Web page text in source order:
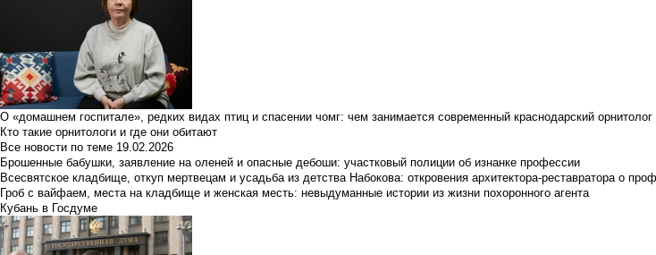
О «домашнем госпитале», редких видах птиц и спасении чомг: чем занимается современный краснодарский орнитолог
Кто такие орнитологи и где они обитают
Все новости по теме 19.02.2026
Брошенные бабушки, заявление на оленей и опасные дебоши: участковый полиции об изнанке профессии
Всесвятское кладбище, откуп мертвецам и усадьба из детства Набокова: откровения архитектора-реставратора о
Гроб с вайфаем, места на кладбище и женская месть: невыдуманные истории из жизни похоронного агента
Кубань в Госдуме